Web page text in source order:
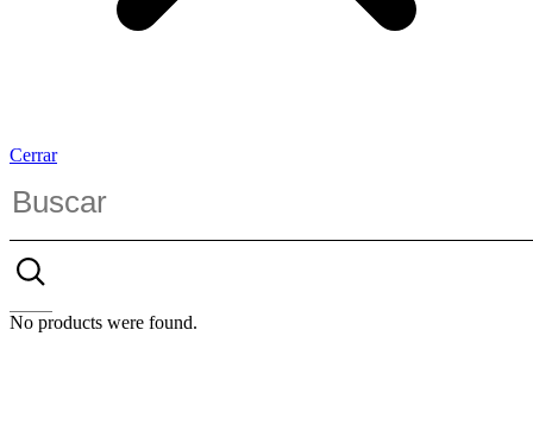
Cerrar
No products were found.